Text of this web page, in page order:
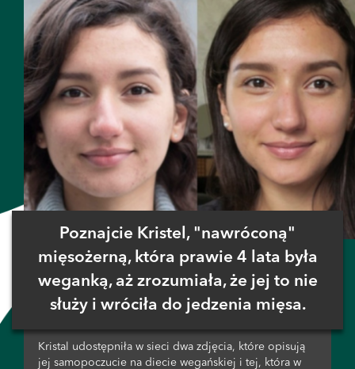
Poznajcie Kristel, "nawróconą"
mięsożerną, która prawie 4 lata była
weganką, aż zrozumiała, że jej to nie
służy i wróciła do jedzenia mięsa.
Kristal udostępniła w sieci dwa zdjęcia, które opisują
jej samopoczucie na diecie wegańskiej i tej, która w